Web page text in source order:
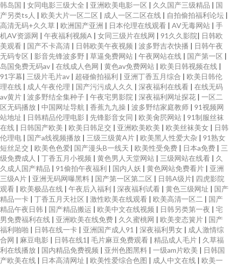
韩岛国 | 女同电影三级大全 | 亚洲欧美电影一区 | 久久国产三级精品 | 国
产另类ts人 | 欧美大片一区二区 | 成人一区二区在线 | 自拍偷拍福利论坛 |
高清无码+久久草 | 欧洲国产亚洲 | 日本伦理在线观看 | AV无毒网站 | 手
机AV资源网 | 午夜福利视频A | 女同三级片在线网 | 91久久影院| 日韩欧
美观看 | 国产不卡高清 | 日韩欧美午夜视频 | 波多野吉衣快播 | 日韩午夜
无码专区 | 影音先锋波多野 | 草逼免费网站 | 午夜网站在线 | 国产第一区 |
岛国免费无码av | 在线成人色网 | 黄色av免费网站 | 欧美日韩视频在线 |
91字幕| 三级片毛片av | 超碰偷拍福利 | 亚洲丁香五月综合 | 欧美日韩伦
理在线 | 成人午夜伦理 | 国产污污成人久久 | 深夜福利在线看 | 在线无码
av黄片 | 波多野结全集种子 | 午夜宅男影院 | 深夜福利网址探花 | 一区二
区无码播放 | 中国网址导航 | 香蕉九九操 | 波多野结家庭教师 | 91视频网
站地址 | 日韩精品伦理电影 | 先锋影音女同 | 欧美肏屄网站 | 91制服丝袜
在线 | 日韩国产欧美 | 欧美日韩足交 | 亚洲欧美欧美 | 欧美丝袜美女 | 日韩
伦理电 | 国产a线视频播放 | 三级三级黄A片 | 欧美黑人性爱大杂 | 91熟女
短丝足交 | 欧美色色爱| 国产漫头B一线天 | 欧美性受免费 | 日本a免费 | 三
级免费成人 | 丁香五月小视频 | 黄色男人天堂网站 | 三级网站在线看 | 久
久成人国产精品 | 91偷拍午夜福利 | 国内人妖 | 黄色网站免费看片 | 亚洲
三级A片 | 亚洲无码网曝黑料 | 国产第一区第二区 | 日韩A级片| 四虎影院
观看 | 欧美极品在线 | 午夜后入福利 | 深夜福利试看 | 黄色三级网址 | 国产
精品一卡 | 丁香五月天社区 | 激性欧美在线观看 | 欧美高清一区二 | 国产
精品午夜日韩 | 国产精品搬运 | 欧美中文在线视频 | 日韩另类第一夜 | 宅
男免费福利在线 | 亚洲欧美在线免费 | 久久蜜桃网 | 欧美变态簧片 | 国产
福利啪啪 | 日韩在线一卡 | 亚洲国产成人91 | 深夜福利男女 | 成人激情综
合网 | 麻豆电影 | 日韩在线1 | 毛片麻豆免费观看 | 精品成人毛片 | 久草福
利在线播放 | 国内精品免费视频 | 亚州色图黑料 | 一级am片欧美 | 日韩国
产欧美在线 | 日本高清网址 | 欧美性爱综合色图 | 成人中文在线 | 欧美一